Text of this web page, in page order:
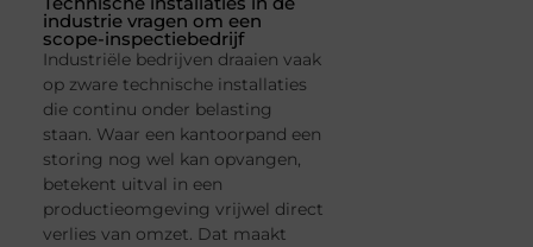
industrie vragen om een
scope-inspectiebedrijf
Industriële bedrijven draaien vaak
op zware technische installaties
die continu onder belasting
staan. Waar een kantoorpand een
storing nog wel kan opvangen,
betekent uitval in een
productieomgeving vrijwel direct
verlies van omzet. Dat maakt